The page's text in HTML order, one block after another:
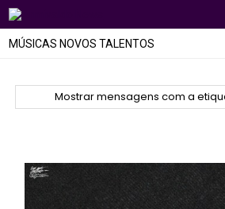
MÚSICAS NOVOS TALENTOS
Mostrar mensagens com a